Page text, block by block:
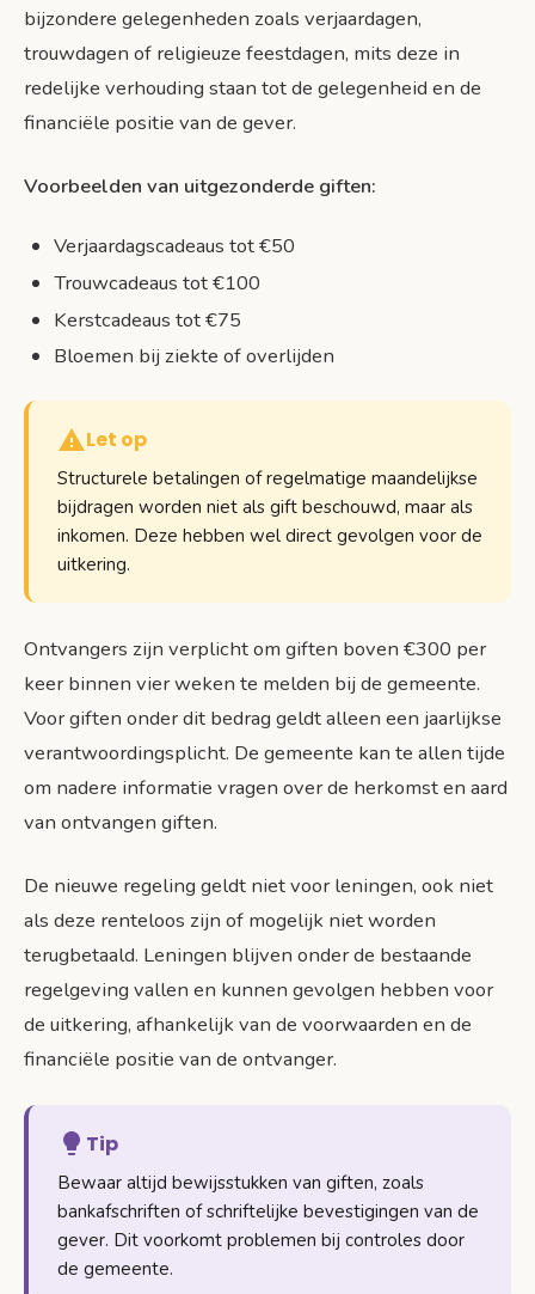
bijzondere gelegenheden zoals verjaardagen,
trouwdagen of religieuze feestdagen, mits deze in
redelijke verhouding staan tot de gelegenheid en de
financiële positie van de gever.
Voorbeelden van uitgezonderde giften:
Verjaardagscadeaus tot €50
Trouwcadeaus tot €100
Kerstcadeaus tot €75
Bloemen bij ziekte of overlijden
Let op
Structurele betalingen of regelmatige maandelijkse
bijdragen worden niet als gift beschouwd, maar als
inkomen. Deze hebben wel direct gevolgen voor de
uitkering.
Ontvangers zijn verplicht om giften boven €300 per
keer binnen vier weken te melden bij de gemeente.
Voor giften onder dit bedrag geldt alleen een jaarlijkse
verantwoordingsplicht. De gemeente kan te allen tijde
om nadere informatie vragen over de herkomst en aard
van ontvangen giften.
De nieuwe regeling geldt niet voor leningen, ook niet
als deze renteloos zijn of mogelijk niet worden
terugbetaald. Leningen blijven onder de bestaande
regelgeving vallen en kunnen gevolgen hebben voor
de uitkering, afhankelijk van de voorwaarden en de
financiële positie van de ontvanger.
Tip
Bewaar altijd bewijsstukken van giften, zoals
bankafschriften of schriftelijke bevestigingen van de
gever. Dit voorkomt problemen bij controles door
de gemeente.